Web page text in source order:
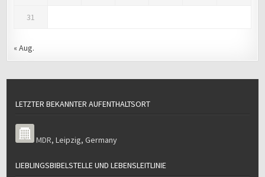
31
« Aug.
LETZTER BEKANNTER AUFENTHALTSORT
MDR,Leipzig,Germany
LIEBLINGSBIBELSTELLE UND LEBENSLEITLINIE